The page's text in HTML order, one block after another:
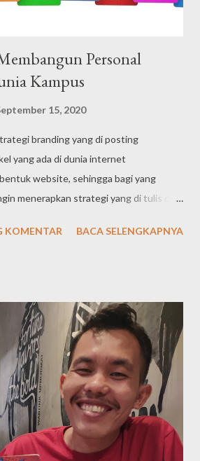
Personal
Kampus
15, 2020
branding yang di posting
yang ada di dunia internet
website, sehingga bagi yang
menerapkan strategi yang di tulis di
apalagi sekarang ini sudah masuk
garang ketika dimasa tahun ajaran
Untuk Menjadi Ketua Kelas (Komting)
ketika kita sedang menjadi mahasiswa
sudah menjadi ketua kelas maka kita
dosen sehingga kita mendapatkan
dengan dosen, segala urusan yang ber...
KOMENTAR BACA SELENGKAPNYA